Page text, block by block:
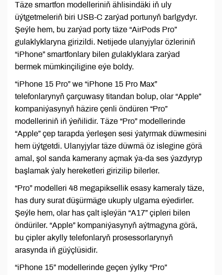
Täze smartfon modelleriniň ählisindäki iň uly
üýtgetmeleriň biri USB-C zarýad portunyň barlgydyr.
Şeýle hem, bu zarýad porty täze “AirPods Pro”
gulaklyklaryna girizildi. Netijede ulanyjylar özleriniň
“iPhone” smartfonlary bilen gulaklyklara zarýad
bermek mümkinçiligine eýe boldy.
“iPhone 15 Pro” we “iPhone 15 Pro Max”
telefonlarynyň çarçuwasy titandan bolup, olar “Apple”
kompaniýasynyň häzire çenli öndüren “Pro”
modelleriniň iň ýeňilidir. Täze “Pro” modellerinde
“Apple” çep tarapda ýerleşen sesi ýatyrmak düwmesini
hem üýtgetdi. Ulanyjylar täze düwmä öz islegine görä
amal, şol sanda kamerany açmak ýa-da ses ýazdyryp
başlamak ýaly hereketleri girizilip bilerler.
“Pro” modelleri 48 megapiksellik esasy kameraly täze,
has dury surat düşürmäge ukuply ulgama eýedirler.
Şeýle hem, olar has çalt işleýän “A17” çipleri bilen
öndüriler. “Apple” kompaniýasynyň aýtmagyna görä,
bu çipler akylly telefonlaryň prosessorlarynyň
arasynda iň güýçlüsidir.
“iPhone 15” modellerinde geçen ýylky “Pro”